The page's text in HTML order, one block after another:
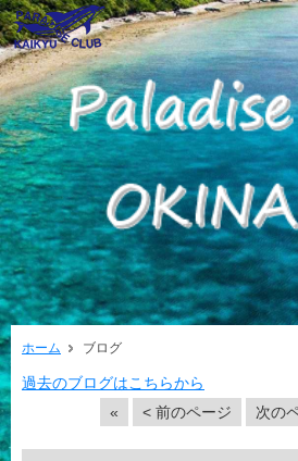
ホーム ブログ
過去のブログはこちらから
«
< 前のページ 次の